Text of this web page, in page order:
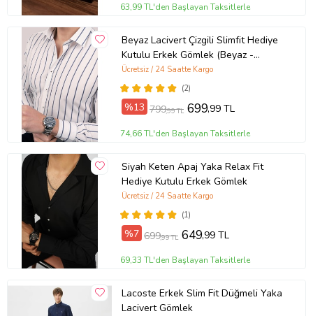
63,99 TL'den Başlayan Taksitlerle
Beyaz Lacivert Çizgili Slimfit Hediye
Kutulu Erkek Gömlek (Beyaz -
Lacivert)
(2)
Ücretsiz / 24 Saatte Kargo
%13 799,99 TL 699,99 TL
74,66 TL'den Başlayan Taksitlerle
Siyah Keten Apaj Yaka Relax Fit
Hediye Kutulu Erkek Gömlek
(1)
Ücretsiz / 24 Saatte Kargo
%7 699,99 TL 649,99 TL
69,33 TL'den Başlayan Taksitlerle
Lacoste Erkek Slim Fit Düğmeli Yaka
Lacivert Gömlek